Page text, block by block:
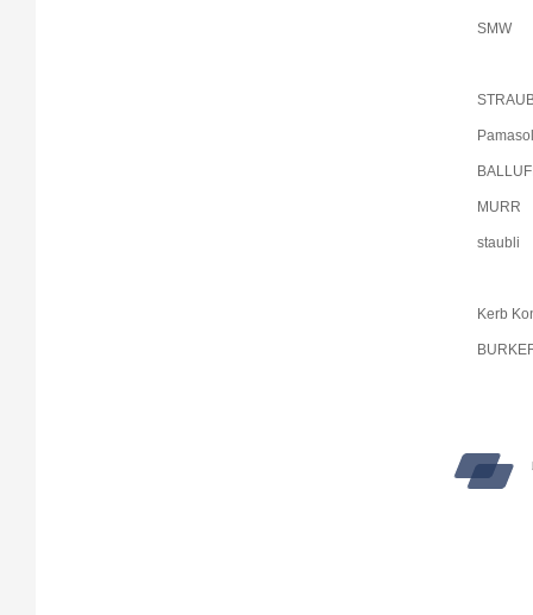
SMW
MURR
staubli
Kerb